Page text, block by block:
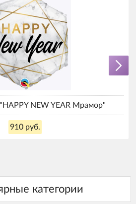
NEW YEAR Мрамор"
910 руб.